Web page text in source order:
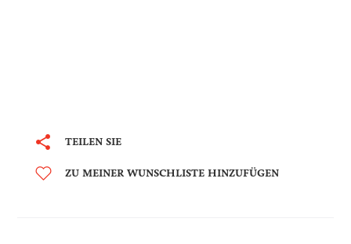
TEILEN SIE
ZU MEINER WUNSCHLISTE HINZUFÜGEN